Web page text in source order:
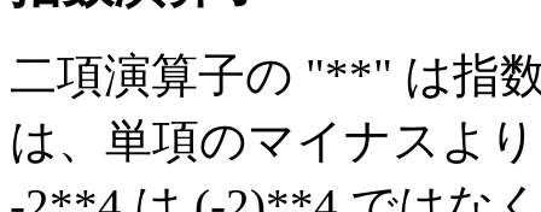
二項演算子の "**" は指
は、単項のマイナスよ